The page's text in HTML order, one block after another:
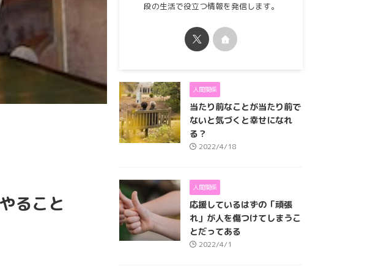
ること
段の生活で役立つ情報を発信します。
人間関係
当たり前なことが当たり前で
ないと気づくと幸せになれ
る？
2022/4/18
人間関係
応援しているはずの「頑張
れ」が人を傷つけてしまうこ
とだってある
2022/4/1